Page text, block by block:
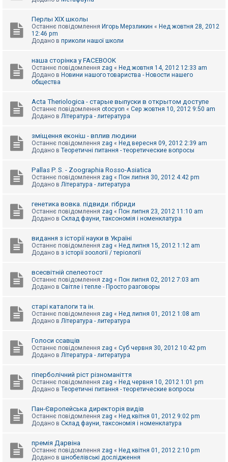
Перлы ХІХ школы
Останнє повідомлення Игорь Мерзликин « Нед жовтня 28, 2012
12:46 pm
Додано в приколи нашої школи
наша сторінка у FACEBOOK
Останнє повідомлення zag « Нед жовтня 14, 2012 12:33 am
Додано в Новини нашого товариства - Новости нашего
общества
Acta Theriologica - старые выпуски в открытом доступе
Останнє повідомлення otocyon « Сер жовтня 10, 2012 9:50 am
Додано в Література - литература
зміщення еконіш - вплив людини
Останнє повідомлення zag « Нед вересня 09, 2012 2:39 am
Додано в Теоретичні питання - теоретические вопросы
Pallas P. S. - Zoographia Rosso-Asiatica
Останнє повідомлення zag « Пон липня 30, 2012 4:42 pm
Додано в Література - литература
генетика вовка. підвиди. гібриди
Останнє повідомлення zag « Пон липня 23, 2012 11:10 am
Додано в Склад фауни, таксономія і номенклатура
видання з історії науки в Україні
Останнє повідомлення zag « Нед липня 15, 2012 1:12 am
Додано в з історії зоології / теріології
всесвітній спелеотост
Останнє повідомлення zag « Пон липня 02, 2012 7:03 am
Додано в Світле і тепле - Просто разговоры
старі каталоги та ін.
Останнє повідомлення zag « Нед липня 01, 2012 1:08 am
Додано в Література - литература
Голоси ссавців
Останнє повідомлення zag « Суб червня 30, 2012 10:42 pm
Додано в Література - литература
гіперболічний ріст різноманіття
Останнє повідомлення zag « Нед червня 10, 2012 1:01 pm
Додано в Теоретичні питання - теоретические вопросы
Пан-Європейська директорія видів
Останнє повідомлення zag « Нед квітня 01, 2012 9:02 pm
Додано в Склад фауни, таксономія і номенклатура
премія Дарвіна
Останнє повідомлення zag « Нед квітня 01, 2012 2:10 pm
Додано в шнобелівські дослідження